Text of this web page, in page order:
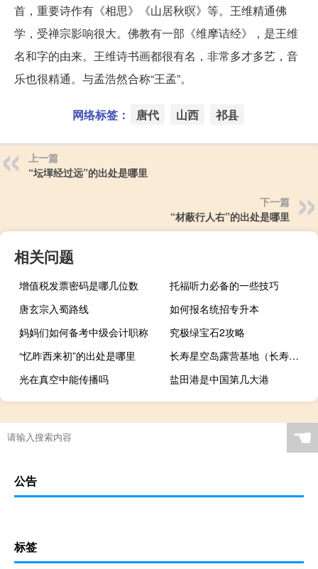
首，重要诗作有《相思》《山居秋暝》等。王维精通佛
学，受禅宗影响很大。佛教有一部《维摩诘经》，是王维
名和字的由来。王维诗书画都很有名，非常多才多艺，音
乐也很精通。与孟浩然合称“王孟”。
网络标签： 唐代 山西 祁县
上一篇
“坛墠经过远”的出处是哪里
下一篇
“材蔽行人右”的出处是哪里
相关问题
增值税发票密码是哪几位数
托福听力必备的一些技巧
唐玄宗入蜀路线
如何报名统招专升本
妈妈们如何备考中级会计职称
究极绿宝石2攻略
“忆昨西来初”的出处是哪里
长寿星空岛露营基地（长寿星空影院2）
光在真空中能传播吗
盐田港是中国第几大港
☚
公告
标签